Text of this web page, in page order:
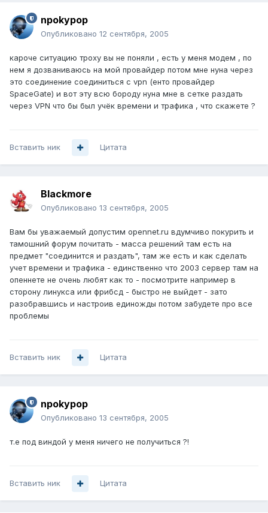
npokypop
Опубликовано 12 сентября, 2005
кароче ситуацию троху вы не поняли , есть у меня модем , по
нем я дозваниваюсь на мой провайдер потом мне нуна через
это соединение соединиться с vpn (енто провайдер
SpaceGate) и вот эту всю бороду нуна мне в сетке раздать
через VPN что бы был учёк времени и трафика , что скажете ?
Вставить ник Цитата
Blackmore
Опубликовано 13 сентября, 2005
Вам бы уважаемый допустим opennet.ru вдумчиво покурить и
тамошний форум почитать - масса решений там есть на
предмет "соединится и раздать", там же есть и как сделать
учет времени и трафика - единственно что 2003 сервер там на
опеннете не очень любят как то - посмотрите например в
сторону линукса или фрибсд - быстро не выйдет - зато
разобравшись и настроив единожды потом забудете про все
проблемы
Вставить ник Цитата
npokypop
Опубликовано 13 сентября, 2005
т.е под виндой у меня ничего не получиться ?!
Вставить ник Цитата